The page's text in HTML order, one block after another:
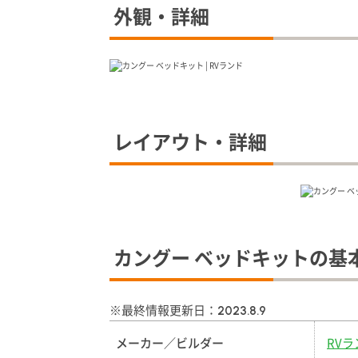
外観・詳細
レイアウト・詳細
カングー ベッドキットの基
※最終情報更新日： 2023.8.9
メーカー／ビルダー RVラ